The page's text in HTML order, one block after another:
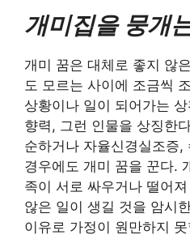
개미집을 뭉개
개미 꿈은 대체로 좋지 않
도 모르는 사이에 조금씩
상황이나 일이 되어가는
향력, 그런 인물을 상징한
순하거나 자율신경실조증,
경우에도 개미 꿈을 꾼다.
족이 서로 싸우거나 떨어
않은 일이 생길 것을 암시
이유로 가정이 원만하지